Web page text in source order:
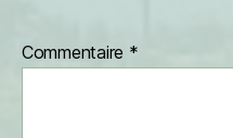
Commentaire *